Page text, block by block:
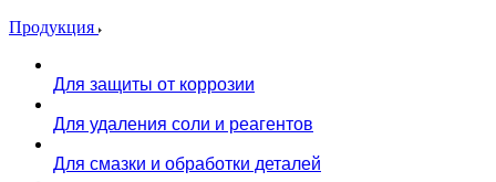
Продукция
Для защиты от коррозии
Для удаления соли и реагентов
Для смазки и обработки деталей